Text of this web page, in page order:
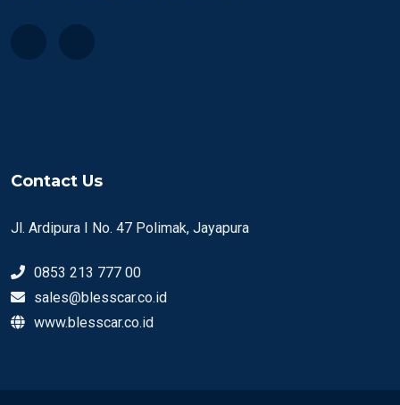
Contact Us
Jl. Ardipura I No. 47 Polimak, Jayapura
0853 213 777 00
sales@blesscar.co.id
www.blesscar.co.id